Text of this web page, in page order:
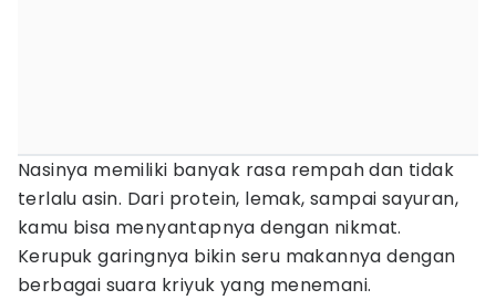
Nasinya memiliki banyak rasa rempah dan tidak
terlalu asin. Dari protein, lemak, sampai sayuran,
kamu bisa menyantapnya dengan nikmat.
Kerupuk garingnya bikin seru makannya dengan
berbagai suara kriyuk yang menemani.